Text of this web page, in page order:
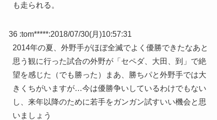
も走られる。
36 :tom*****:2018/07/30(月)10:57:31
2014年の夏、外野手がほぼ全滅でよく優勝できたなあと
思う観に行った試合の外野が「セペダ、大田、到」で絶
望を感じた（でも勝った）まあ、勝ちパと外野手では大
きくちがいますが…今は優勝争いしているわけでもない
し、来年以降のために若手をガンガン試すいい機会と思
いましょう